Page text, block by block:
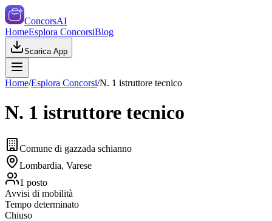
ConcorsAI
HomeEsplora ConcorsiBlog
Scarica App
Home/Esplora Concorsi/N. 1 istruttore tecnico
N. 1 istruttore tecnico
Comune di gazzada schianno
Lombardia, Varese
1 posto
Avvisi di mobilità
Tempo determinato
Chiuso